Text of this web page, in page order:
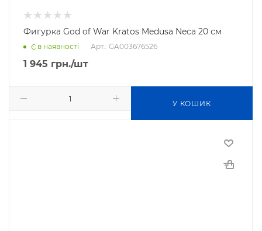
Фигурка God of War Kratos Medusa Neca 20 см
Є в наявності Арт.: GA003676526
1 945 грн./шт
У КОШИК